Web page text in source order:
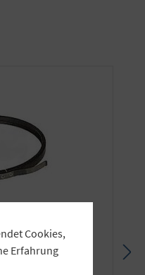
Cookies,
Erfahrung